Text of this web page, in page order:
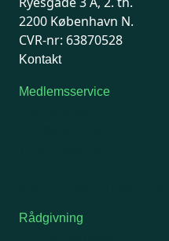
2200 København N.
CVR-nr: 63870528
Kontakt
Medlemsservice
Rådgivning